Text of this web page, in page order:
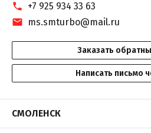
+7 925 934 33 63
ms.smturbo@mail.ru
Заказать
Написать письмо
СМОЛЕНСК